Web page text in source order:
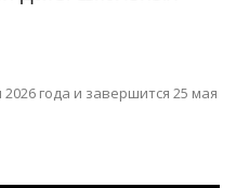
года и завершится 25 мая